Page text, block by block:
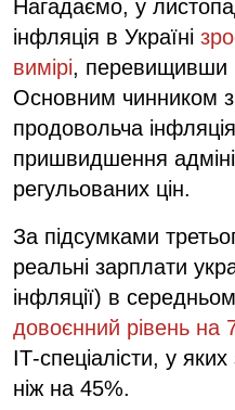
Нагадаємо, у
інфляція в Україні
вимірі, перевищивши
Основним чинником
продовольча
пришвидшення
регульованих цін.
За підсумками
реальні зарплати
інфляції) в
довоєнний рівень на
ІТ-спеціалісти, у
ніж на 45%.